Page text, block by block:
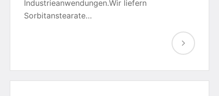
Industrieanwendungen.Wir liefern
Sorbitanstearate…